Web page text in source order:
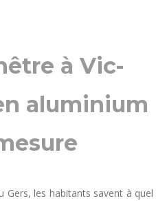
à Vic-
aluminium
Gers, les habitants savent à quel